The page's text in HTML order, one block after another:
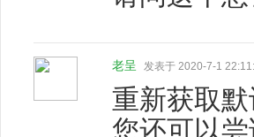
老呈 发表于 2020-7-1
重新获取
您还可以